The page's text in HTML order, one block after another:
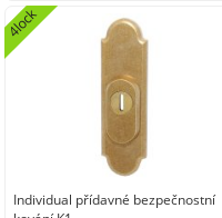
Individual přídavné bezpečnostní
4lock